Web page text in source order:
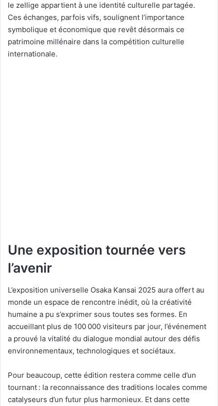
le zellige appartient à une identité culturelle partagée.
Ces échanges, parfois vifs, soulignent l’importance
symbolique et économique que revêt désormais ce
patrimoine millénaire dans la compétition culturelle
internationale.
Une exposition tournée vers
l’avenir
L’exposition universelle Osaka Kansai 2025 aura offert au
monde un espace de rencontre inédit, où la créativité
humaine a pu s’exprimer sous toutes ses formes. En
accueillant plus de 100 000 visiteurs par jour, l’événement
a prouvé la vitalité du dialogue mondial autour des défis
environnementaux, technologiques et sociétaux.
Pour beaucoup, cette édition restera comme celle d’un
tournant : la reconnaissance des traditions locales comme
catalyseurs d’un futur plus harmonieux. Et dans cette